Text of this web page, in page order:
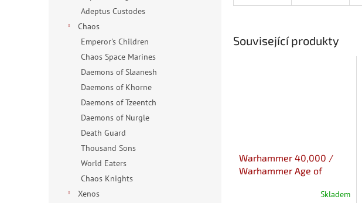
Adeptus Custodes
Chaos
Emperor's Children
Chaos Space Marines
Daemons of Slaanesh
Daemons of Khorne
Daemons of Tzeentch
Daemons of Nurgle
Death Guard
Thousand Sons
World Eaters
Chaos Knights
Xenos
Související produkty
Warhammer 40,000 /
Warhammer Age of
Skladem